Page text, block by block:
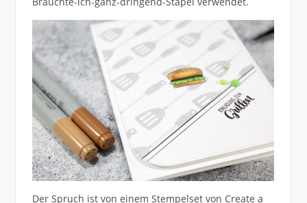
Der Spruch ist von einem Stempelset von Create a